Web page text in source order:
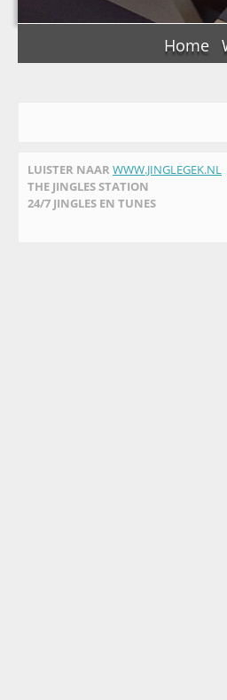
Home
LUISTER NAAR WWW.JINGLEGEK.NL
THE JINGLES STATION
24/7 JINGLES EN TUNES